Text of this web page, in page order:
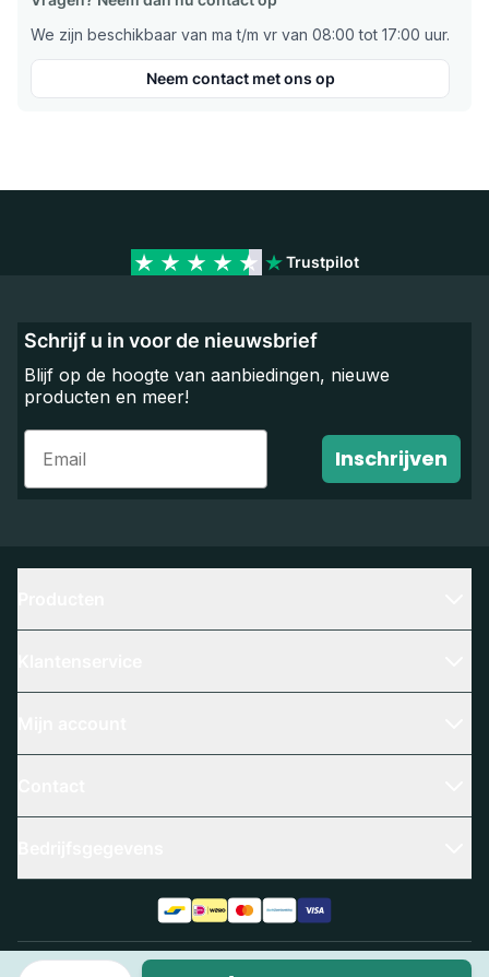
Aantal
We zijn beschikbaar van ma t/m vr van 08:00 tot 17:00 uur.
Neem contact met ons op
Trustpilot
Schrijf u in voor de nieuwsbrief
Blijf op de hoogte van aanbiedingen, nieuwe
producten en meer!
Email
Inschrijven
Algemene voorwaarden